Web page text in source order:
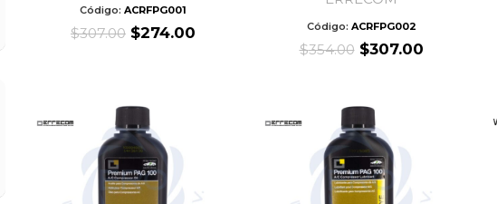
Código: ACRFPG001
$307.00 Original
$274.00 Código: ACRFPG002
$354.00 Original
$307.00Current